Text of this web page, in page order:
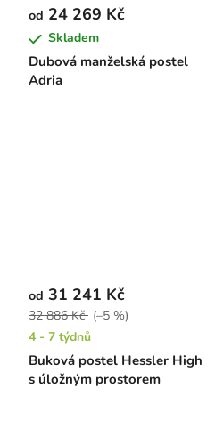
Dubová manželská postel
Adria
od 24 269 Kč
Skladem
Buková postel Hessler High
s úložným prostorem
od 31 241 Kč
32 886 Kč (–5 %)
4 - 7 týdnů